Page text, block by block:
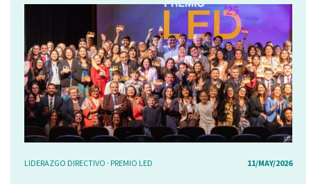
LIDERAZGO DIRECTIVO · PREMIO LED 11/MAY/2026